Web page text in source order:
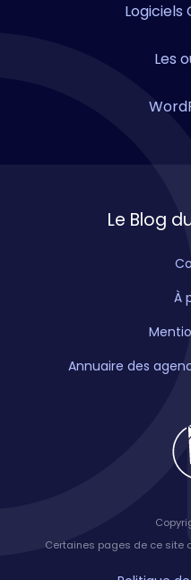
Logiciels
Les
Le Blog
À
Annuaire des
Certaines pages de ce site